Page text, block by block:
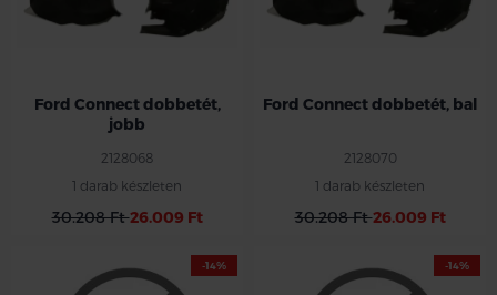
Ford Connect dobbetét,
jobb
2128068
1 darab készleten
30.208 Ft26.009 Ft
Ford Connect dobbetét, bal
2128070
1 darab készleten
30.208 Ft26.009 Ft
-14% -14%